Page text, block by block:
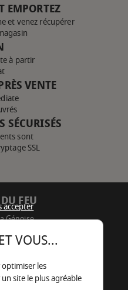
EMPORTEZ
et venez récupérer
à partir
VENTE
SÉCURISÉS
sont
SSL
FEU
Génoise
98 09
un e-mail
accepter
VOUS...
les
site le plus agréable